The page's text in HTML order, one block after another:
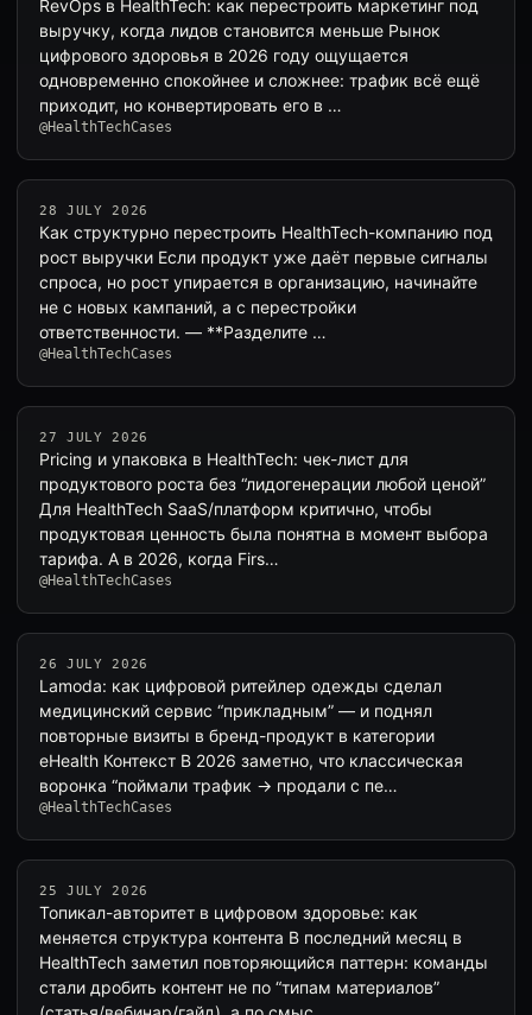
RevOps в HealthTech: как перестроить маркетинг под
выручку, когда лидов становится меньше Рынок
цифрового здоровья в 2026 году ощущается
одновременно спокойнее и сложнее: трафик всё ещё
приходит, но конвертировать его в …
@HealthTechCases
28 JULY 2026
Как структурно перестроить HealthTech-компанию под
рост выручки Если продукт уже даёт первые сигналы
спроса, но рост упирается в организацию, начинайте
не с новых кампаний, а с перестройки
ответственности. — **Разделите …
@HealthTechCases
27 JULY 2026
Pricing и упаковка в HealthTech: чек-лист для
продуктового роста без “лидогенерации любой ценой”
Для HealthTech SaaS/платформ критично, чтобы
продуктовая ценность была понятна в момент выбора
тарифа. А в 2026, когда Firs…
@HealthTechCases
26 JULY 2026
Lamoda: как цифровой ритейлер одежды сделал
медицинский сервис “прикладным” — и поднял
повторные визиты в бренд-продукт в категории
eHealth Контекст В 2026 заметно, что классическая
воронка “поймали трафик → продали с пе…
@HealthTechCases
25 JULY 2026
Топикал-авторитет в цифровом здоровье: как
меняется структура контента В последний месяц в
HealthTech заметил повторяющийся паттерн: команды
стали дробить контент не по “типам материалов”